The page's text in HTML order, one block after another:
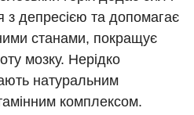
з депресією та допомагає
станами, покращує
мозку. Нерідко
натуральним
комплексом.